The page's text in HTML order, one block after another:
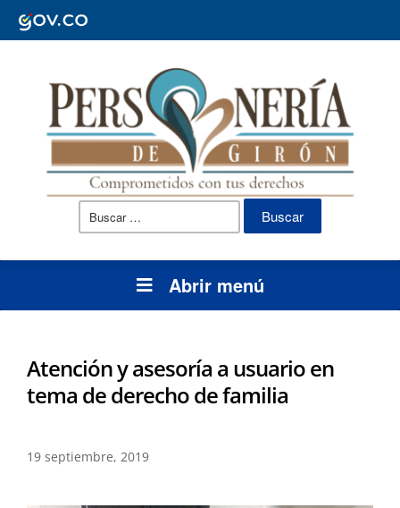
Buscar:
Abrir menú
Atención y asesoría a usuario en
tema de derecho de familia
19 septiembre, 2019